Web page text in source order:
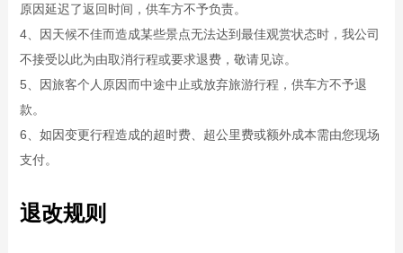
原因延迟了返回时间，供车方不予负责。
4、因天候不佳而造成某些景点无法达到最佳观赏状态时，我公司
不接受以此为由取消行程或要求退费，敬请见谅。
5、因旅客个人原因而中途中止或放弃旅游行程，供车方不予退
款。
6、如因变更行程造成的超时费、超公里费或额外成本需由您现场
支付。
退改规则